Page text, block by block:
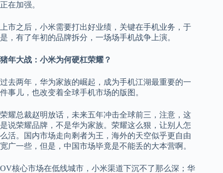
正在加强。
上市之后，小米需要打出好业绩，关键在手机业务，于
是，有了年初的品牌拆分，一场场手机战争上演。
猪年大战：小米为何硬杠荣耀？
过去两年，华为家族的崛起，成为手机江湖最重要的一
件事儿，也改变着全球手机市场的版图。
荣耀总裁赵明放话，未来五年冲击全球前三，注意，这
是说荣耀品牌，不是华为家族。荣耀这么狠，让别人怎
么活。国内市场走向剩者为王，海外的天空似乎更自由
宽广一些，但是，中国市场毕竟是不能丢的大本营啊。
OV核心市场在低线城市，小米渠道下沉不了那么深；华